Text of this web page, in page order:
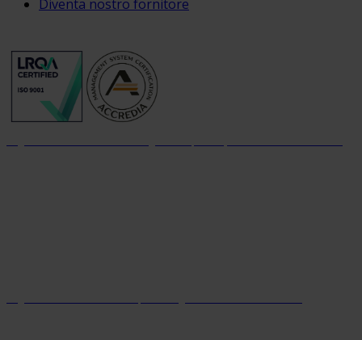
Diventa nostro fornitore